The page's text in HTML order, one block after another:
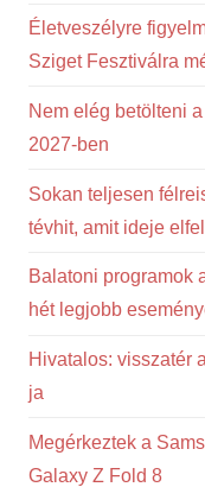
Életveszélyre
Sziget Fesztiválra
Nem elég betölteni
2027-ben
Sokan teljesen
tévhit, amit ideje
Balatoni programok
hét legjobb
Hivatalos: visszatér
ja
Megérkeztek a
Galaxy Z Fold 8